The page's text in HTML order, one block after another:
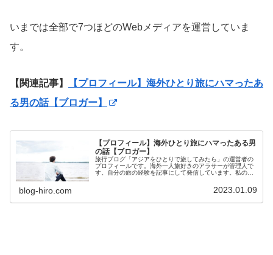
いまでは全部で7つほどのWebメディアを運営していま
す。
【関連記事】
【プロフィール】海外ひとり旅にハマったあ
る男の話【ブロガー】
【プロフィール】海外ひとり旅にハマったある男
の話【ブロガー】
旅行ブログ「アジアをひとりで旅してみたら」の運営者の
プロフィールです。海外一人旅好きのアラサーが管理人で
す。自分の旅の経験を記事にして発信しています。私の情
blog-hiro.com 2023.01.09